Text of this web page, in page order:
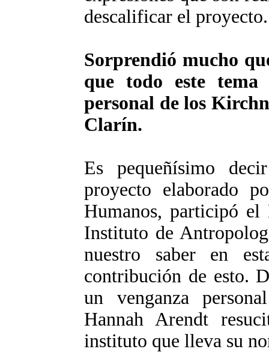
descalificar el proyecto.
Sorprendió mucho
que todo este tema
personal de los
Clarín.
Es pequeñísimo
proyecto elaborado
Humanos, participó el
Instituto de
nuestro saber en
contribución de esto.
un venganza
Hannah Arendt
instituto que lleva su